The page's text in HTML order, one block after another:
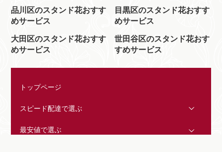
品川区のスタンド花おすす
めサービス
目黒区のスタンド花おすす
めサービス
大田区のスタンド花おすす
めサービス
世田谷区のスタンド花おす
すめサービス
トップページ
スピード配達で選ぶ
最安値で選ぶ